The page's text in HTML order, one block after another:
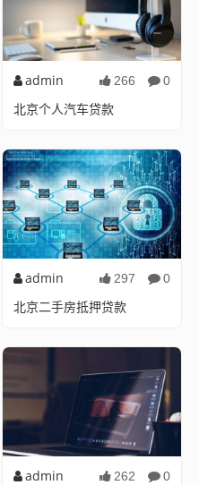
admin 266 0
北京个人汽车贷款
济的快速发展和人民生活水平
的不断提高，汽车已经...
admin 297 0
北京二手房抵押贷款
京这座繁华的大都市，随着房
价的不断攀升，二手房...
admin 262 0